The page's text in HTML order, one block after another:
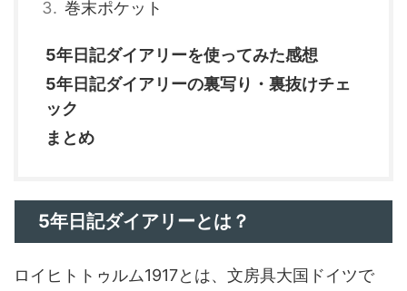
巻末ポケット
5年日記ダイアリーを使ってみた感想
5年日記ダイアリーの裏写り・裏抜けチェ
ック
まとめ
5年日記ダイアリーとは？
ロイヒトトゥルム1917とは、文房具大国ドイツで